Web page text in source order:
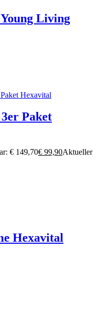
Living
Paket
€ 149,70€ 99,90Aktueller
Hexavital